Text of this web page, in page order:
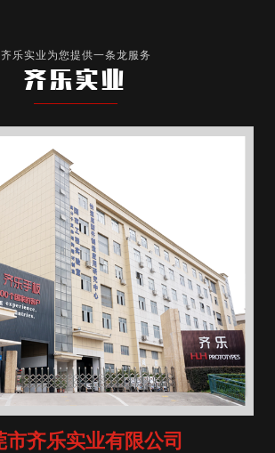
齐乐实业为您提供一条龙服务
齐乐实业
市齐乐实业有限公司